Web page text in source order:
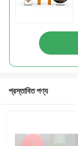
প্রস্তাবিত পণ্য